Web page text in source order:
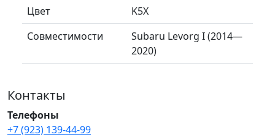
Цвет
K5X
Совместимости
Subaru Levorg I (2014—
2020)
Контакты
Телефоны
+7 (923) 139-44-99